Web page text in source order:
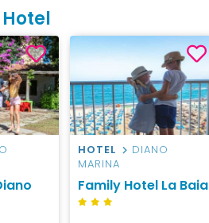
HOTEL
DIANO
MARINA
Family Hotel La Baia